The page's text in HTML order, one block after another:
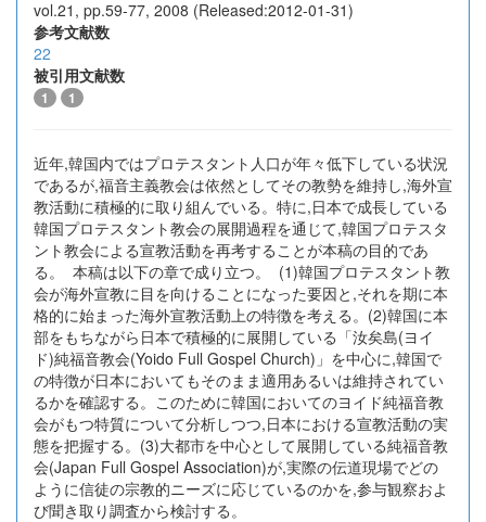
vol.21, pp.59-77, 2008 (Released:2012-01-31)
参考文献数
22
被引用文献数
1 1
近年,韓国内ではプロテスタント人口が年々低下している状況
であるが,福音主義教会は依然としてその教勢を維持し,海外宣
教活動に積極的に取り組んでいる。特に,日本で成長している
韓国プロテスタント教会の展開過程を通じて,韓国プロテスタ
ント教会による宣教活動を再考することが本稿の目的であ
る。 本稿は以下の章で成り立つ。 (1)韓国プロテスタント教
会が海外宣教に目を向けることになった要因と,それを期に本
格的に始まった海外宣教活動上の特徴を考える。(2)韓国に本
部をもちながら日本で積極的に展開している「汝矣島(ヨイ
ド)純福音教会(Yoido Full Gospel Church)」を中心に,韓国で
の特徴が日本においてもそのまま適用あるいは維持されてい
るかを確認する。このために韓国においてのヨイド純福音教
会がもつ特質について分析しつつ,日本における宣教活動の実
態を把握する。(3)大都市を中心として展開している純福音教
会(Japan Full Gospel Association)が,実際の伝道現場でどの
ように信徒の宗教的ニーズに応じているのかを,参与観察およ
び聞き取り調査から検討する。